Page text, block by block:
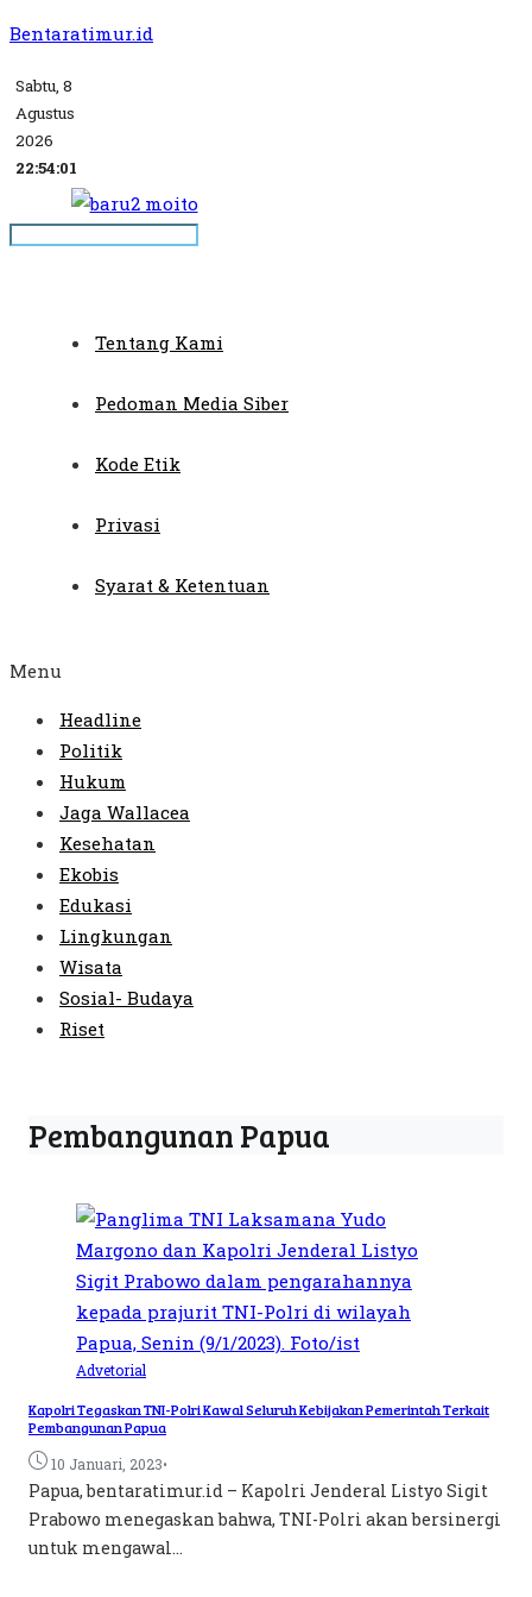
Bentaratimur.id
Sabtu, 8
Agustus
2026
22:54:01
Tentang Kami
Pedoman Media Siber
Kode Etik
Privasi
Syarat & Ketentuan
Menu
Headline
Politik
Hukum
Jaga Wallacea
Kesehatan
Ekobis
Edukasi
Lingkungan
Wisata
Sosial- Budaya
Riset
Pembangunan Papua
Advetorial
Kapolri Tegaskan TNI-Polri Kawal Seluruh Kebijakan Pemerintah Terkait
Pembangunan Papua
10 Januari, 2023•
Papua, bentaratimur.id – Kapolri Jenderal Listyo Sigit
Prabowo menegaskan bahwa, TNI-Polri akan bersinergi
untuk mengawal...